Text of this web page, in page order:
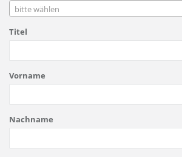
bitte wählen
Titel
Vorname
Nachname